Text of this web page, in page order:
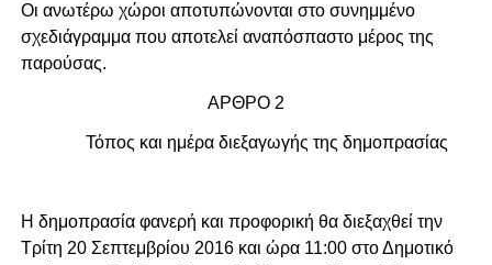
Οι ανωτέρω χώροι αποτυπώνονται στο συνημμένο
σχεδιάγραμμα που αποτελεί αναπόσπαστο μέρος της
παρούσας.
ΑΡΘΡΟ 2
Τόπος και ημέρα διεξαγωγής της δημοπρασίας
Η δημοπρασία φανερή και προφορική θα διεξαχθεί την
Τρίτη 20 Σεπτεμβρίου 2016 και ώρα 11:00 στο Δημοτικό